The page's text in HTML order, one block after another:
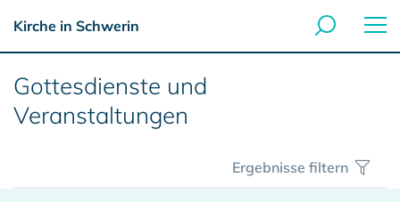
Kirche in Schwerin
Gottesdienste und
Veranstaltungen
Ergebnisse filtern